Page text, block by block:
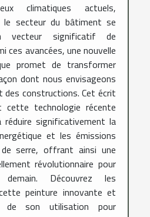
climatiques actuels,
le secteur du bâtiment se
vecteur significatif de
ces avancées, une nouvelle
promet de transformer
dont nous envisageons
des constructions. Cet écrit
cette technologie récente
significativement la
et les émissions
serre, offrant ainsi une
révolutionnaire pour
Découvrez les
peinture innovante et
de son utilisation pour